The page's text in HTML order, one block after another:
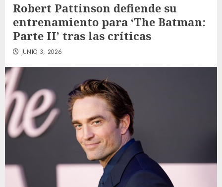
Robert Pattinson defiende su
entrenamiento para ‘The Batman:
Parte II’ tras las críticas
JUNIO 3, 2026